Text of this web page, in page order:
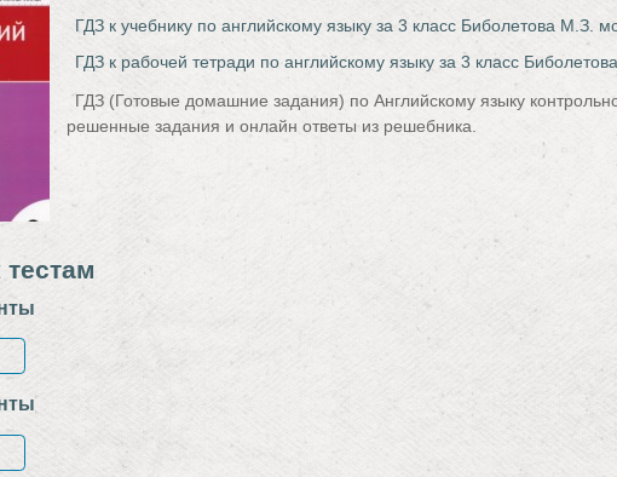
ГДЗ к учебнику по английскому языку за 3 класс Биболетова М.З.
ГДЗ к рабочей тетради по английскому языку за 3 класс
ГДЗ (Готовые домашние задания) по Английскому языку
решенные задания и онлайн ответы из решебника.